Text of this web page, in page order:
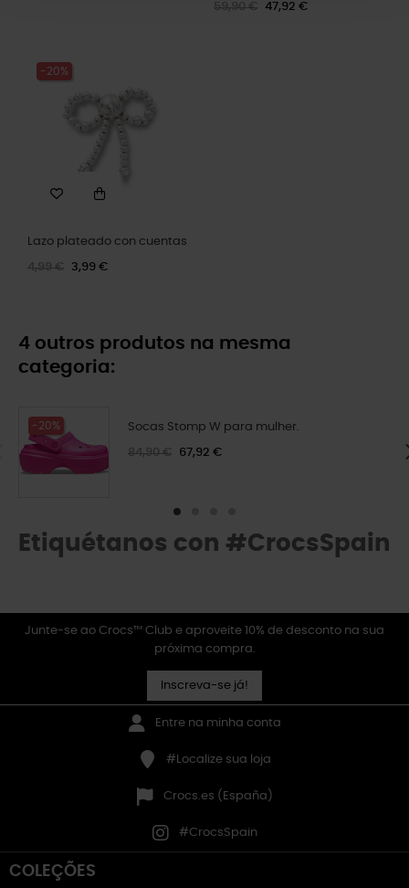
59,90 € 47,92 €
-20%
Lazo plateado con cuentas
4,99 € 3,99 €
4 outros produtos na mesma
categoria:
-20% Socas Stomp W para mulher.
84,90 € 67,92 €
Etiquétanos con #CrocsSpain
Junte-se ao Crocs™ Club e aproveite 10% de desconto na sua
próxima compra.
Inscreva-se já!
Entre na minha conta
#Localize sua loja
Crocs.es (España)
#CrocsSpain
COLEÇÕES